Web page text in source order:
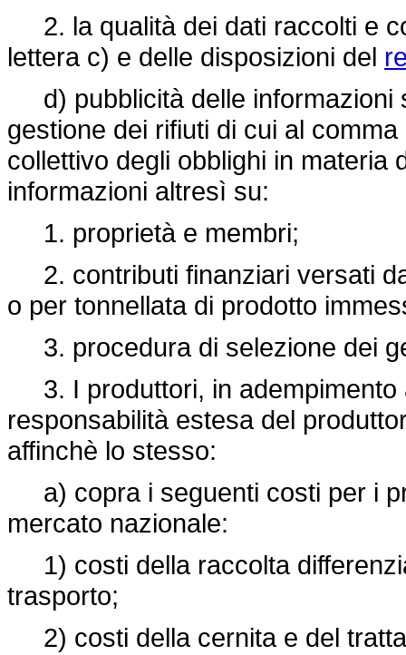
2. la qualità dei dati raccolti e
lettera c) e delle disposizioni del
d) pubblicità delle informazioni
gestione dei rifiuti di cui al
collettivo degli obblighi in materia
informazioni altresì su:
1. proprietà e membri;
2. contributi finanziari versati
o per tonnellata di prodotto
3. procedura di selezione dei
3. I produttori, in adempimento
responsabilità estesa del
affinchè lo stesso:
a) copra i seguenti costi per i
mercato nazionale:
1) costi della raccolta
trasporto;
2) costi della cernita e del